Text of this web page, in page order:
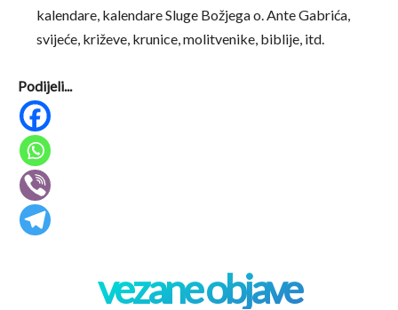
kalendare, kalendare Sluge Božjega o. Ante Gabrića,
svijeće, križeve, krunice, molitvenike, biblije, itd.
Podijeli...
vezane objave